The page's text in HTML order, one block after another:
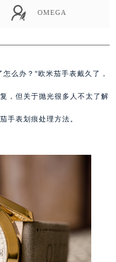
OMEGA
么办？"欧米茄手表戴久了，
，但关于抛光很多人不太了解
手表划痕处理方法。